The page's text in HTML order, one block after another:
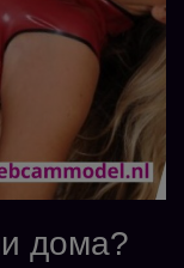
дома?